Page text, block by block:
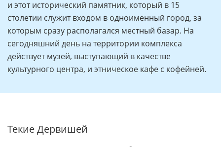
и этот исторический памятник, который в 15
столетии служит входом в одноименный город, за
которым сразу располагался местный базар. На
сегодняшний день на территории комплекса
действует музей, выступающий в качестве
культурного центра, и этническое кафе с кофейней.
Текие Дервишей